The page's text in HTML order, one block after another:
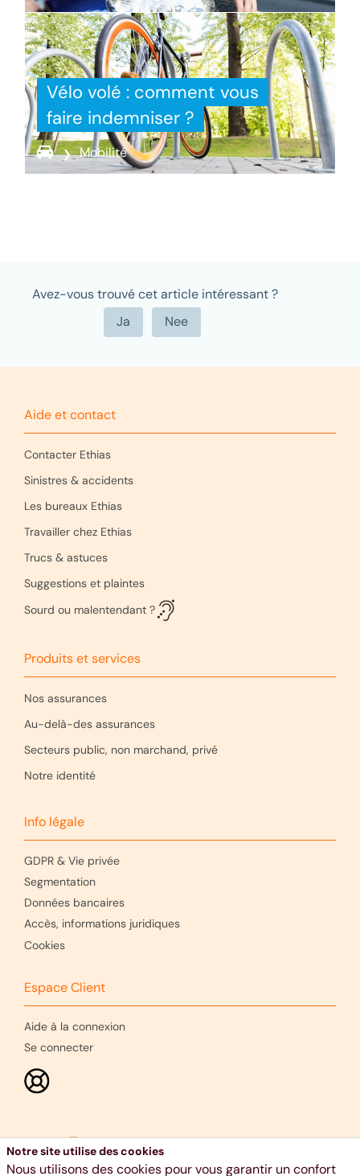
Vélo volé : comment vous
faire indemniser ?
Mobilité
Avez-vous trouvé cet article intéressant ?
Aide et contact
Contacter Ethias
Sinistres & accidents
Les bureaux Ethias
Travailler chez Ethias
Trucs & astuces
Suggestions et plaintes
Sourd ou malentendant ?
Produits et services
Nos assurances
Au-delà-des assurances
Secteurs public, non marchand, privé
Notre identité
Info légale
GDPR & Vie privée
Segmentation
Données bancaires
Accès, informations juridiques
Cookies
Espace Client
Aide à la connexion
Se connecter
Notre site utilise des cookies
Nous utilisons des cookies pour vous garantir un confort